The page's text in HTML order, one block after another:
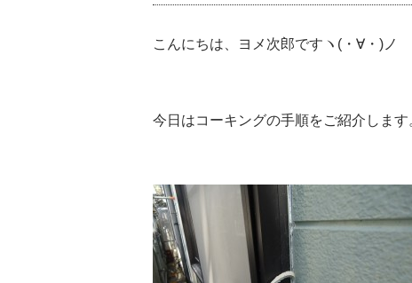
こんにちは、ヨメ次郎ですヽ(・∀・)ノ
今日はコーキングの手順をご紹介します